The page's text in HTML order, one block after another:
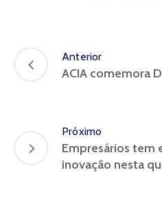
Anterior
ACIA comemora
Próximo
Empresários tem
inovação nesta